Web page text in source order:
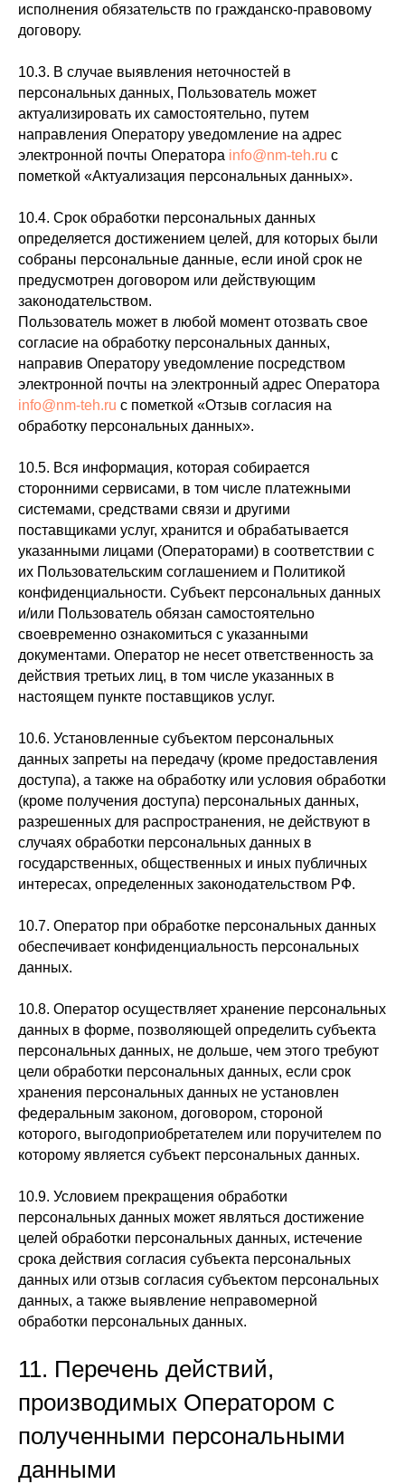
исполнения обязательств по гражданско-правовому
договору.
10.3. В случае выявления неточностей в
персональных данных, Пользователь может
актуализировать их самостоятельно, путем
направления Оператору уведомление на адрес
электронной почты Оператора info@nm-teh.ru с
пометкой «Актуализация персональных данных».
10.4. Срок обработки персональных данных
определяется достижением целей, для которых были
собраны персональные данные, если иной срок не
предусмотрен договором или действующим
законодательством.
Пользователь может в любой момент отозвать свое
согласие на обработку персональных данных,
направив Оператору уведомление посредством
электронной почты на электронный адрес Оператора
info@nm-teh.ru с пометкой «Отзыв согласия на
обработку персональных данных».
10.5. Вся информация, которая собирается
сторонними сервисами, в том числе платежными
системами, средствами связи и другими
поставщиками услуг, хранится и обрабатывается
указанными лицами (Операторами) в соответствии с
их Пользовательским соглашением и Политикой
конфиденциальности. Субъект персональных данных
и/или Пользователь обязан самостоятельно
своевременно ознакомиться с указанными
документами. Оператор не несет ответственность за
действия третьих лиц, в том числе указанных в
настоящем пункте поставщиков услуг.
10.6. Установленные субъектом персональных
данных запреты на передачу (кроме предоставления
доступа), а также на обработку или условия обработки
(кроме получения доступа) персональных данных,
разрешенных для распространения, не действуют в
случаях обработки персональных данных в
государственных, общественных и иных публичных
интересах, определенных законодательством РФ.
10.7. Оператор при обработке персональных данных
обеспечивает конфиденциальность персональных
данных.
10.8. Оператор осуществляет хранение персональных
данных в форме, позволяющей определить субъекта
персональных данных, не дольше, чем этого требуют
цели обработки персональных данных, если срок
хранения персональных данных не установлен
федеральным законом, договором, стороной
которого, выгодоприобретателем или поручителем по
которому является субъект персональных данных.
10.9. Условием прекращения обработки
персональных данных может являться достижение
целей обработки персональных данных, истечение
срока действия согласия субъекта персональных
данных или отзыв согласия субъектом персональных
данных, а также выявление неправомерной
обработки персональных данных.
11. Перечень действий,
производимых Оператором с
полученными персональными
данными